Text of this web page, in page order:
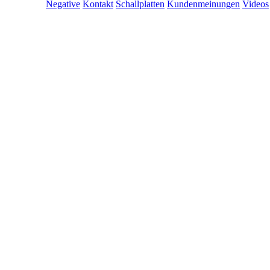
Negative Kontakt Schallplatten Kundenmeinungen Videos